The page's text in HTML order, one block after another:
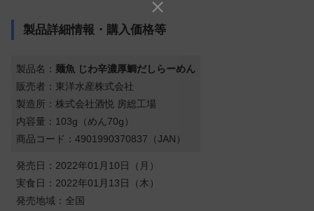
製品詳細情報・購入価格等
製品名： 麺魚 じわ辛濃厚鯛だしらーめん
販売者：東洋水産株式会社
製造所：株式会社酒悦 房総工場
内容量：103g（めん70g）
商品コード：4901990370837（JAN）
発売日：2022年01月10日（月）
実食日：2022年01月13日（木）
発売地域：全国